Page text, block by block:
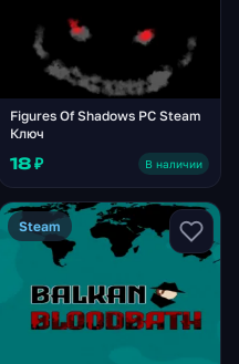
Figures Of Shadows PC Steam
Ключ
18 ₽ В наличии
Steam